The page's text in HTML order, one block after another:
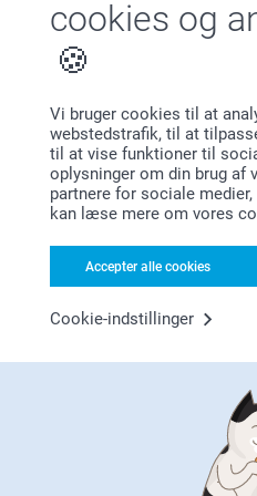
cookies og
Vi bruger cookies til at
webstedstrafik, til at
til at vise funktioner til
oplysninger om din brug af
partnere for sociale
kan læse mere om vores
Accepter alle cookies
Cookie-indstillinger
12.01.2026
09:46
Tak for din anmeldelse.
Det glæder os at høre
puden var helt perfekte
tyndere og mere
Varme hilsner
Zeinab @smartphoto
Casper Kaas Sørensen,
30.04.2025
At man kan udtrykke
minderne til andre folk der vil
Vis reaktioner
05.05.2025
Hej Casper
Det er en sjov måde at
personlig på og få
Tusind tak fordi du har
Egon Horsager Nielsen,